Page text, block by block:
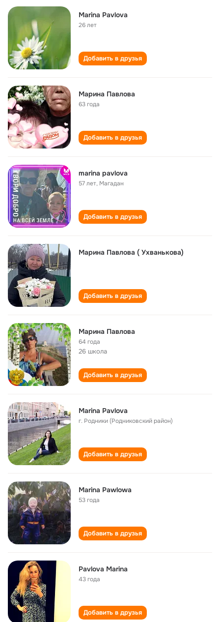
Marina Pavlova
26 лет
Добавить в друзья
Марина Павлова
63 года
Добавить в друзья
marina pavlova
57 лет, Магадан
Добавить в друзья
Марина Павлова ( Ухванькова)
Добавить в друзья
Марина Павлова
64 года
26 школа
Добавить в друзья
Marina Pavlova
г. Родники (Родниковский район)
Добавить в друзья
Marina Pawlowa
53 года
Добавить в друзья
Pavlova Marina
43 года
Добавить в друзья